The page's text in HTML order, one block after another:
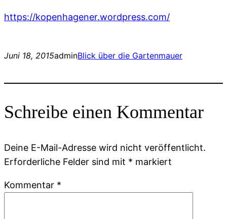
https://kopenhagener.wordpress.com/
Juni 18, 2015adminBlick über die Gartenmauer
Schreibe einen Kommentar
Deine E-Mail-Adresse wird nicht veröffentlicht.
Erforderliche Felder sind mit * markiert
Kommentar *